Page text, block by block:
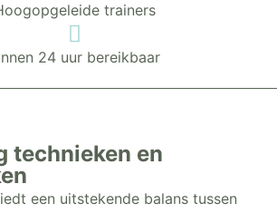
trainers
24 uur bereikbaar
technieken en
een uitstekende balans tussen